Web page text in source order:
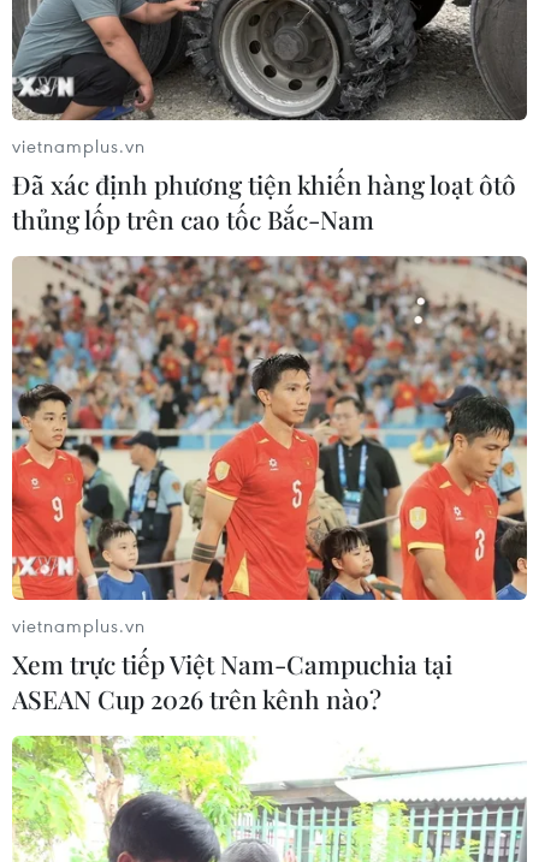
vietnamplus.vn
Đã xác định phương tiện khiến hàng loạt ôtô
thủng lốp trên cao tốc Bắc-Nam
vietnamplus.vn
Xem trực tiếp Việt Nam-Campuchia tại
ASEAN Cup 2026 trên kênh nào?